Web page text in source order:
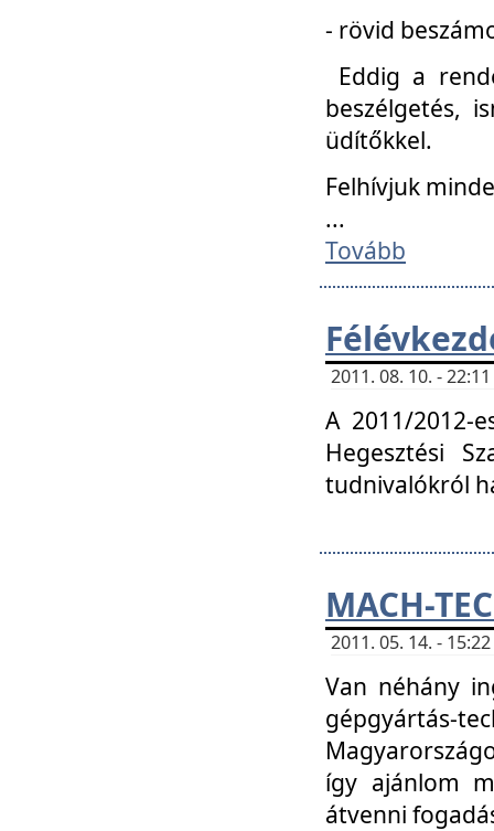
- rövid
Eddig a
beszélgetés,
üdítőkkel.
Felhívjuk
...
Tovább
2011. 08. 10. -
A 2011/2012-
Hegesztési
tudnivalókról
MACH-
2011. 05. 14. -
Van néhány
gépgyártás-
így ajánlom
átvenni